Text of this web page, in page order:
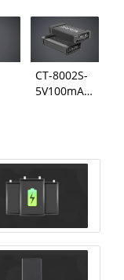
CT-8002S-
5V100mA-